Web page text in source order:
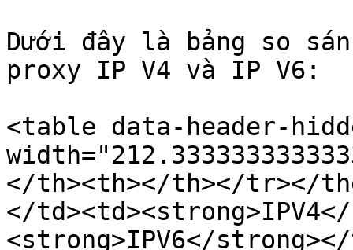
Dưới đây là bảng so
proxy IP V4 và IP V6:
<table data-header-
</th><th></th></tr></
</
<strong>IPV6</